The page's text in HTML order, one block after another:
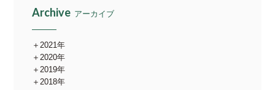
Archive アーカイブ
2021年
2020年
2019年
2018年